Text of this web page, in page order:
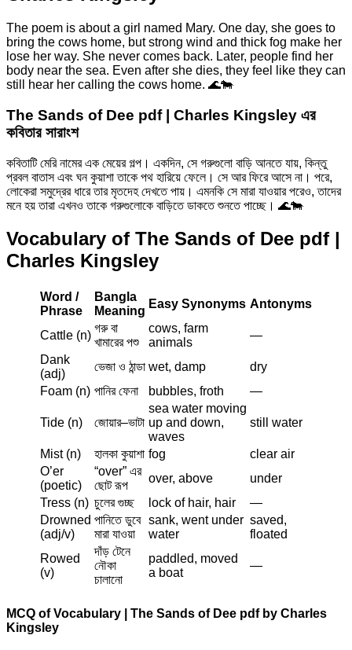
The poem is about a girl named Mary. One day, she goes to
bring the cows home, but strong wind and thick fog make her
lose her way. She never comes back. Later, people find her
body near the sea. Even after she dies, they feel like they can
still hear her calling the cows home. 🌊🐄
The Sands of Dee pdf | Charles Kingsley এর
কবিতার সারাংশ
কবিতাটি মেরি নামের এক মেয়ের গল্প। একদিন, সে গরুগুলো বাড়ি আনতে যায়, কিন্তু
প্রবল বাতাস এবং ঘন কুয়াশা তাকে পথ হারিয়ে ফেলে। সে আর ফিরে আসে না। পরে,
লোকেরা সমুদ্রের ধারে তার মৃতদেহ দেখতে পায়। এমনকি সে মারা যাওয়ার পরেও, তাদের
মনে হয় তারা এখনও তাকে গরুগুলোকে বাড়িতে ডাকতে শুনতে পাচ্ছে। 🌊🐄
Vocabulary of The Sands of Dee pdf |
Charles Kingsley
Word /
Phrase
Bangla
Meaning
Easy Synonyms Antonyms
Cattle (n)
গরু বা
খামারের পশু
cows, farm
animals
—
Dank
(adj)
ভেজা ও ঠান্ডা wet, damp
dry
Foam (n) পানির ফেনা bubbles, froth —
Tide (n) জোয়ার–ভাটা
sea water moving
up and down,
waves
still water
Mist (n) হালকা কুয়াশা fog
clear air
O’er
(poetic)
“over” এর
ছোট রূপ
over, above
under
Tress (n) চুলের গুচ্ছ lock of hair, hair
—
Drowned
(adj/v)
পানিতে ডুবে
মারা যাওয়া
sank, went under
water
saved,
floated
Rowed
(v)
দাঁড় টেনে
নৌকা
চালানো
paddled, moved
a boat
—
MCQ of Vocabulary | The Sands of Dee pdf by Charles
Kingsley